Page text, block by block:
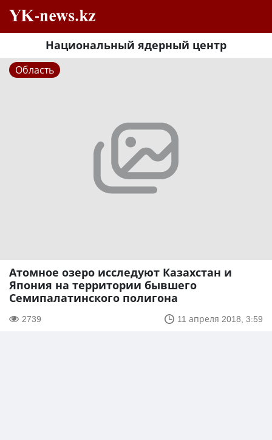
Национальный ядерный центр
Область
Атомное озеро исследуют Казахстан и
Япония на территории бывшего
Семипалатинского полигона
2739 11 апреля 2018, 3:59